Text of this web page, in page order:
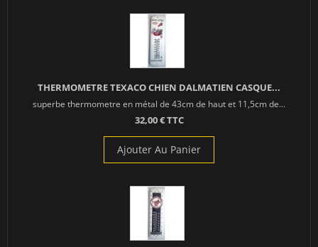
THERMOMETRE TEXACO CHIEN DALMATIEN CASQUE...
superbe thermometre en métal de 43cm de haut et 11,5cm de...
32,00 € TTC
Ajouter Au Panier